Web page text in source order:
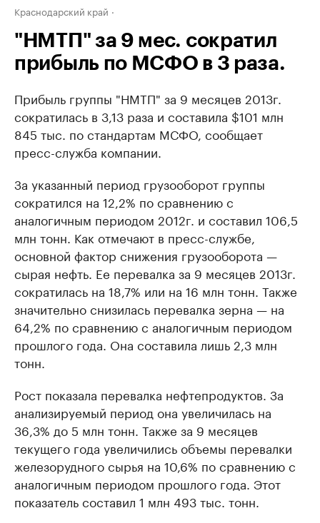
Краснодарский край
"НМТП" за 9 мес. сократил
прибыль по МСФО в 3 раза.
Прибыль группы "НМТП" за 9 месяцев 2013г.
сократилась в 3,13 раза и составила $101 млн
845 тыс. по стандартам МСФО, сообщает
пресс-служба компании.
За указанный период грузооборот группы
сократился на 12,2% по сравнению с
аналогичным периодом 2012г. и составил 106,5
млн тонн. Как отмечают в пресс-службе,
основной фактор снижения грузооборота —
сырая нефть. Ее перевалка за 9 месяцев 2013г.
сократилась на 18,7% или на 16 млн тонн. Также
значительно снизилась перевалка зерна — на
64,2% по сравнению с аналогичным периодом
прошлого года. Она составила лишь 2,3 млн
тонн.
Рост показала перевалка нефтепродуктов. За
анализируемый период она увеличилась на
36,3% до 5 млн тонн. Также за 9 месяцев
текущего года увеличились объемы перевалки
железорудного сырья на 10,6% по сравнению с
аналогичным периодом прошлого года. Этот
показатель составил 1 млн 493 тыс. тонн.